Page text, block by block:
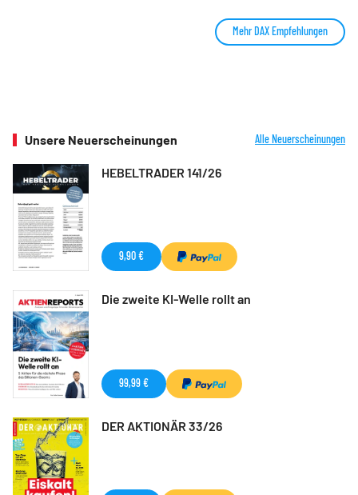
Mehr DAX Empfehlungen
Unsere Neuerscheinungen Alle Neuerscheinungen
HEBELTRADER 141/26
9,90 €
Die zweite KI-Welle rollt an
99,99 €
DER AKTIONÄR 33/26